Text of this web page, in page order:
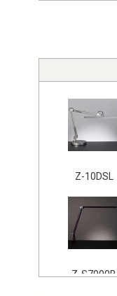
Z-10DSL
Z-S7000B